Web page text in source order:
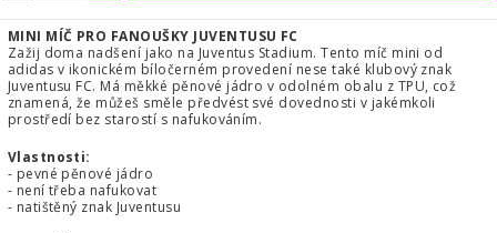
MINI MÍČ PRO FANOUŠKY JUVENTUSU FC
Zažij doma nadšení jako na Juventus Stadium. Tento míč mini od
adidas v ikonickém bíločerném provedení nese také klubový znak
Juventusu FC. Má měkké pěnové jádro v odolném obalu z TPU, což
znamená, že můžeš směle předvést své dovednosti v jakémkoli
prostředí bez starostí s nafukováním.
Vlastnosti:
- pevné pěnové jádro
- není třeba nafukovat
- natištěný znak Juventusu